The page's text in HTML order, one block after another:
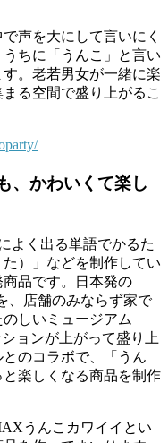
声を大にして言いにく
ちに「うんこ」と言い
。老若男女が一緒に楽
る空間で盛り上がるこ
、かわいくて楽し
よく出る単語でかるた
）」などを制作してい
品です。日本発の
、店舗のみならず家で
しいミュージアム
ョンが上がって盛り上
のコラボで、「うん
楽しくなる商品を制作
うんこカワイイとい